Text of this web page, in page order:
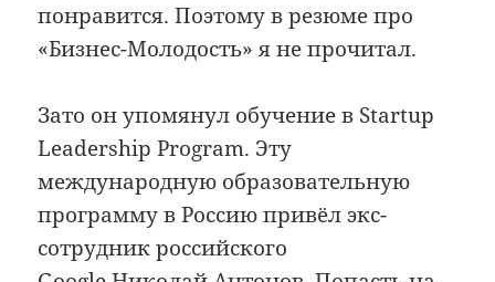
понравится. Поэтому в резюме про
«Бизнес-Молодость» я не прочитал.
Зато он упомянул обучение в Startup
Leadership Program. Эту
международную образовательную
программу в Россию привёл экс-
сотрудник российского